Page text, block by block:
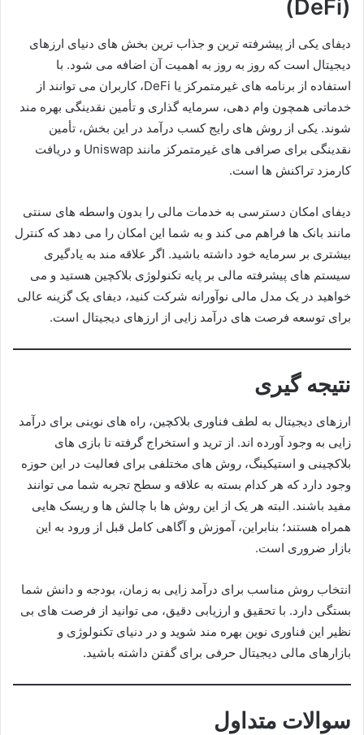
(DeFi)
دیفای یکی از پیشرفته ترین و جذاب ترین بخش های دنیای ارزهای
دیجیتال است که روز به روز به اهمیت آن اضافه می شود. با
استفاده از برنامه های غیرمتمرکز یا DeFi، کاربران می توانند از
خدماتی همچون وام دهی، سرمایه گذاری و تأمین نقدینگی بهره مند
شوند. یکی از روش های رایج کسب درآمد در این بخش، تأمین
نقدینگی برای صرافی های غیرمتمرکز مانند Uniswap و دریافت
کارمزد تراکنش ها است.
دیفای امکان دسترسی به خدمات مالی را بدون واسطه های سنتی
مانند بانک ها فراهم می کند و به شما این امکان را می دهد که کنترل
بیشتری بر سرمایه خود داشته باشید. اگر علاقه مند به یادگیری
سیستم های پیشرفته مالی بر پایه تکنولوژی بلاکچین هستید و می
خواهید در یک مدل مالی نوآورانه شرکت کنید، دیفای یک گزینه عالی
برای توسعه فرصت های درآمد زایی از ارزهای دیجیتال است.
نتیجه گیری
ارزهای دیجیتال به لطف فناوری بلاکچین، راه های نوینی برای درآمد
زایی به وجود آورده اند. از ترید و استخراج گرفته تا بازی های
بلاکچینی و استیکینگ، روش های مختلفی برای فعالیت در این حوزه
وجود دارد که هر کدام بسته به علاقه و سطح تجربه شما می توانند
مفید باشند. البته هر یک از این روش ها با چالش ها و ریسک هایی
همراه هستند؛ بنابراین، آموزش و آگاهی کامل قبل از ورود به این
بازار ضروری است.
انتخاب روش مناسب برای درآمد زایی به زمان، بودجه و دانش شما
بستگی دارد. با تحقیق و ارزیابی دقیق، می توانید از فرصت های بی
نظیر این فناوری نوین بهره مند شوید و در دنیای تکنولوژی و
بازارهای مالی دیجیتال حرفی برای گفتن داشته باشید.
سوالات متداول